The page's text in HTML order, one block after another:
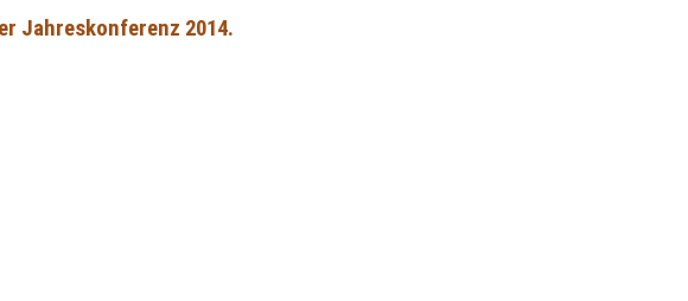
Jahreskonferenz 2014.